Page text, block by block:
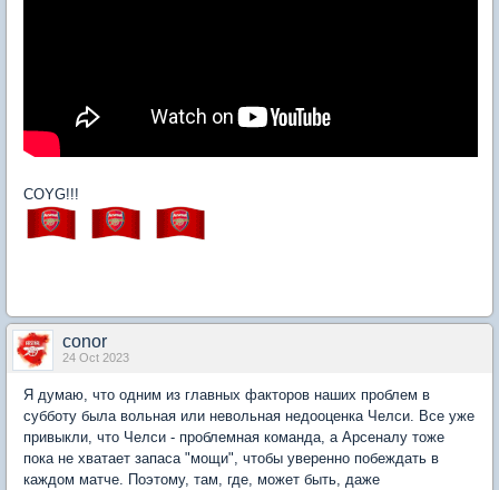
COYG!!!
conor
24 Oct 2023
Я думаю, что одним из главных факторов наших проблем в
субботу была вольная или невольная недооценка Челси. Все уже
привыкли, что Челси - проблемная команда, а Арсеналу тоже
пока не хватает запаса "мощи", чтобы уверенно побеждать в
каждом матче. Поэтому, там, где, может быть, даже